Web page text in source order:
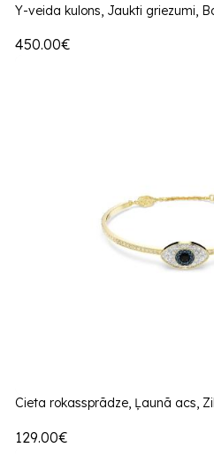
Y-veida kulons, Jaukti griezumi,
450.00€
Cieta rokassprādze, Ļaunā acs,
129.00€